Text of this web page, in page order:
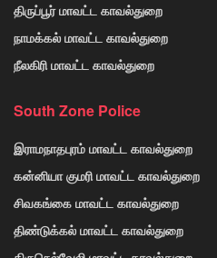
திருப்பூர் மாவட்ட காவல்துறை
நாமக்கல் மாவட்ட காவல்துறை
நீலகிரி மாவட்ட காவல்துறை
South Zone Police
இராமநாதபுரம் மாவட்ட காவல்துறை
கன்னியா குமரி மாவட்ட காவல்துறை
சிவகங்கை மாவட்ட காவல்துறை
திண்டுக்கல் மாவட்ட காவல்துறை